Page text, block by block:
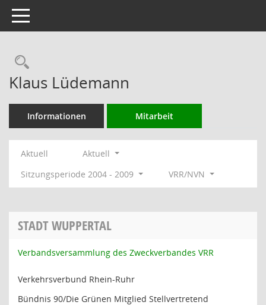
Toggle navigation
Rechercheauswahl
Klaus Lüdemann
Informationen Mitarbeit
Aktuell
Aktuell
Sitzungsperiode 2004 - 2009
VRR/NVN
STADT WUPPERTAL
Verbandsversammlung des Zweckverbandes VRR
Verkehrsverbund Rhein-Ruhr
Bündnis 90/Die Grünen Mitglied Stellvertretend